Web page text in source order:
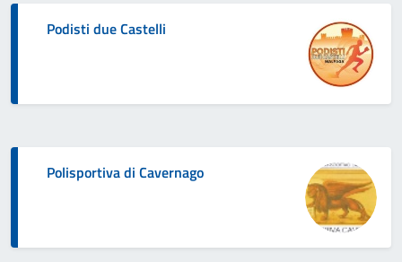
Podisti due Castelli
Polisportiva di Cavernago